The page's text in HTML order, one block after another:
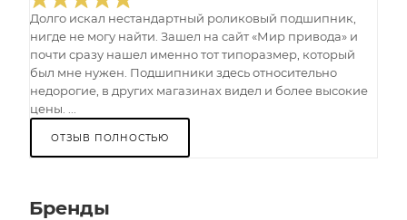
Долго искал нестандартный роликовый подшипник,
нигде не могу найти. Зашел на сайт «Мир привода» и
почти сразу нашел именно тот типоразмер, который
был мне нужен. Подшипники здесь относительно
недорогие, в других магазинах видел и более высокие
цены. ...
ОТЗЫВ ПОЛНОСТЬЮ
Бренды